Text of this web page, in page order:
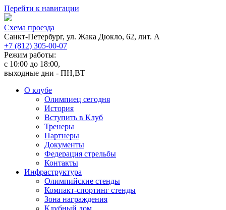
Перейти к навигации
Cхема проезда
Санкт-Петербург, ул. Жака Дюкло, 62, лит. А
+7 (812) 305-00-07
Режим работы:
c 10:00 до 18:00,
выходные дни - ПН,ВТ
О клубе
Олимпиец сегодня
История
Вступить в Клуб
Тренеры
Партнеры
Документы
Федерация стрельбы
Контакты
Инфраструктура
Олимпийские стенды
Компакт-спортинг стенды
Зона награждения
Клубный дом